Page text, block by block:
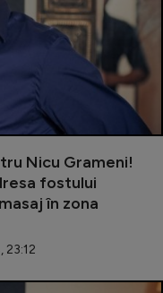
Nicu Grameni!
fostului
în zona